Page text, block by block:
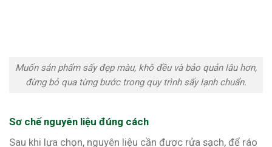
Muốn sản phẩm sấy đẹp màu, khô đều và bảo quản lâu hơn,
đừng bỏ qua từng bước trong quy trình sấy lạnh chuẩn.
Sơ chế nguyên liệu đúng cách
Sau khi lựa chọn, nguyên liệu cần được rửa sạch, để ráo